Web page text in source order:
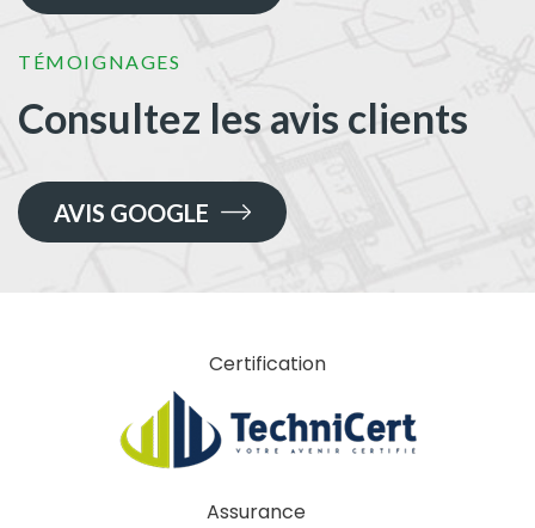
TÉMOIGNAGES
Consultez les avis clients
AVIS GOOGLE
Certification
Assurance